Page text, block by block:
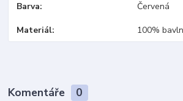
Barva Červená
Materiál 100%
Komentáře 0